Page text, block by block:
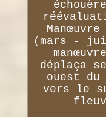
(mars -
déplaça
ouest
vers le